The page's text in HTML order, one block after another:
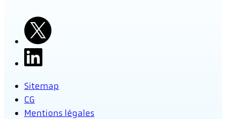
Sitemap
CG
Mentions légales